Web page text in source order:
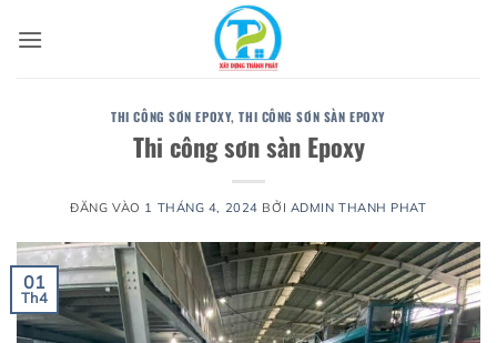
qua
THI CÔNG SƠN EPOXY,THI CÔNG SƠN SÀN EPOXY
Thi công sơn sàn Epoxy
ĐĂNG VÀO 1 THÁNG 4, 2024 BỞI ADMIN THANH PHAT
01
Th4